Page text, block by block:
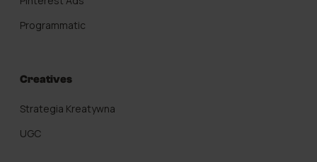
Programmatic
Creatives
Strategia Kreatywna
UGC